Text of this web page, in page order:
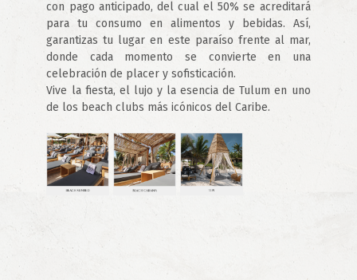
con pago anticipado, del cual el 50% se acreditará
para tu consumo en alimentos y bebidas. Así,
garantizas tu lugar en este paraíso frente al mar,
donde cada momento se convierte en una
celebración de placer y sofisticación.
Vive la fiesta, el lujo y la esencia de Tulum en uno
de los beach clubs más icónicos del Caribe.